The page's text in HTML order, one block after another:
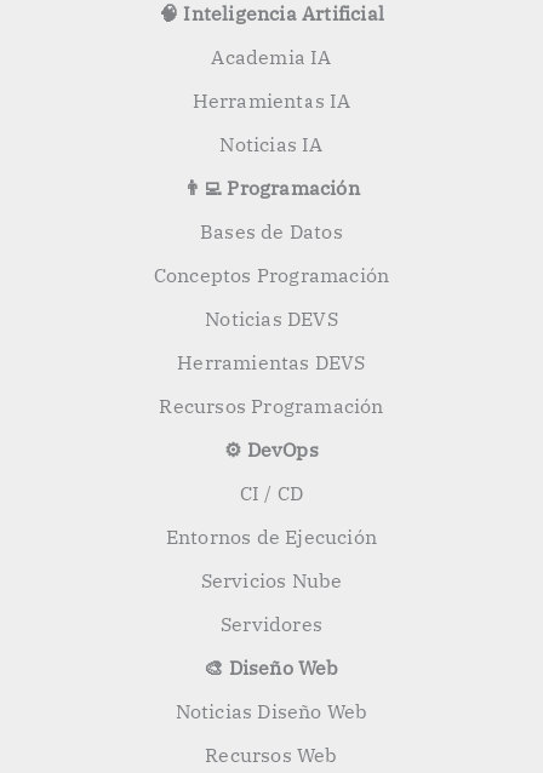
🧠 Inteligencia Artificial
Academia IA
Herramientas IA
Noticias IA
👨‍💻 Programación
Bases de Datos
Conceptos Programación
Noticias DEVS
Herramientas DEVS
Recursos Programación
⚙️ DevOps
CI / CD
Entornos de Ejecución
Servicios Nube
Servidores
🎨 Diseño Web
Noticias Diseño Web
Recursos Web